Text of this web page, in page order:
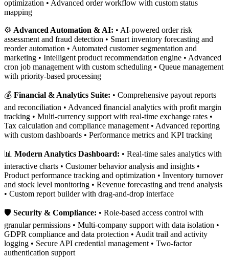
optimization • Advanced order workflow with custom status
mapping
⚙️ Advanced Automation & AI: • AI-powered order risk
assessment and fraud detection • Smart inventory forecasting and
reorder automation • Automated customer segmentation and
marketing • Intelligent product recommendation engine • Advanced
cron job management with custom scheduling • Queue management
with priority-based processing
💰 Financial & Analytics Suite: • Comprehensive payout reports
and reconciliation • Advanced financial analytics with profit margin
tracking • Multi-currency support with real-time exchange rates •
Tax calculation and compliance management • Advanced reporting
with custom dashboards • Performance metrics and KPI tracking
📊 Modern Analytics Dashboard: • Real-time sales analytics with
interactive charts • Customer behavior analysis and insights •
Product performance tracking and optimization • Inventory turnover
and stock level monitoring • Revenue forecasting and trend analysis
• Custom report builder with drag-and-drop interface
🛡️ Security & Compliance: • Role-based access control with
granular permissions • Multi-company support with data isolation •
GDPR compliance and data protection • Audit trail and activity
logging • Secure API credential management • Two-factor
authentication support